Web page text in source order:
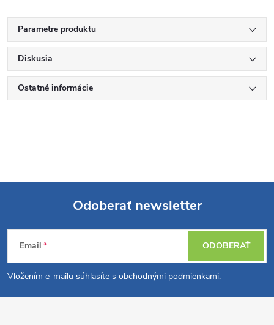
Parametre produktu
Diskusia
Ostatné informácie
Z
á
p
Odoberať newsletter
Email
Vložením e-mailu súhlasíte s obchodnými podmienkami.
ODOBERAŤ